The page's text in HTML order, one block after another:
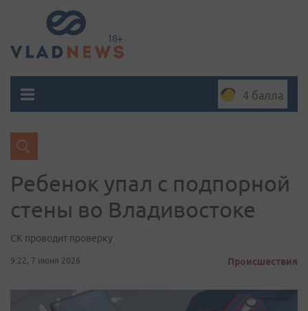
4 балла
Ребенок упал с подпорной
стены во Владивостоке
СК проводит проверку
9:22, 7 июня 2026 Происшествия